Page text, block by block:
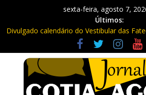
sexta-feira, agosto 7,
Últimos:
Divulgado calendário do Vestibular das
Mapa da Desigualdade da Grande SP:
em boa posição. Cotia entre as últimas do
Morador denuncia furto de cabos em
Roselândia